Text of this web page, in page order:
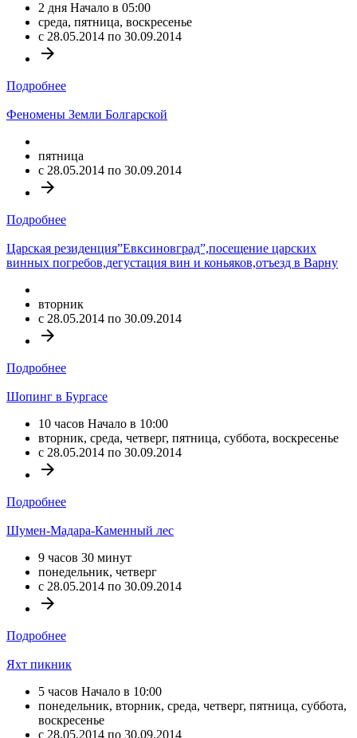
2 дня Начало в 05:00
среда, пятница, воскресенье
c 28.05.2014 по 30.09.2014
arrow_forward
Подробнее
Феномены Земли Болгарской
пятница
c 28.05.2014 по 30.09.2014
arrow_forward
Подробнее
Царская резиденция”Евксиновград”,посещение царских
винных погребов,дегустация вин и коньяков,отъезд в Варну
вторник
c 28.05.2014 по 30.09.2014
arrow_forward
Подробнее
Шопинг в Бургасе
10 часов Начало в 10:00
вторник, среда, четверг, пятница, суббота, воскресенье
c 28.05.2014 по 30.09.2014
arrow_forward
Подробнее
Шумен-Мадара-Каменный лес
9 часов 30 минут
понедельник, четверг
c 28.05.2014 по 30.09.2014
arrow_forward
Подробнее
Яхт пикник
5 часов Начало в 10:00
понедельник, вторник, среда, четверг, пятница, суббота,
воскресенье
c 28.05.2014 по 30.09.2014